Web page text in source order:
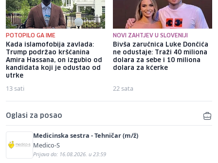
POTOPILO GA IME
Kada islamofobija zavlada:
Trump podržao kršćanina
Amira Hassana, on izgubio od
kandidata koji je odustao od
utrke
13 sati
NOVI ZAHTJEV U SLOVENIJI
Bivša zaručnica Luke Dončića
ne odustaje: Traži 40 miliona
dolara za sebe i 10 miliona
dolara za kćerke
22 sata
Oglasi za posao
Medicinska sestra - Tehničar (m/ž)
Medico-S
Prijava do: 16.08.2026. u 23:59